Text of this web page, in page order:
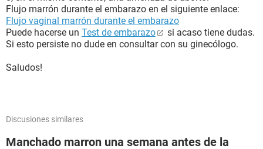
Flujo marrón durante el embarazo en el siguiente enlace:
Flujo vaginal marrón durante el embarazo
Puede hacerse un Test de embarazo
si acaso tiene dudas.
Si esto persiste no dude en consultar con su ginecólogo.
Saludos!
Discusiones similares
Manchado marron una semana antes de la